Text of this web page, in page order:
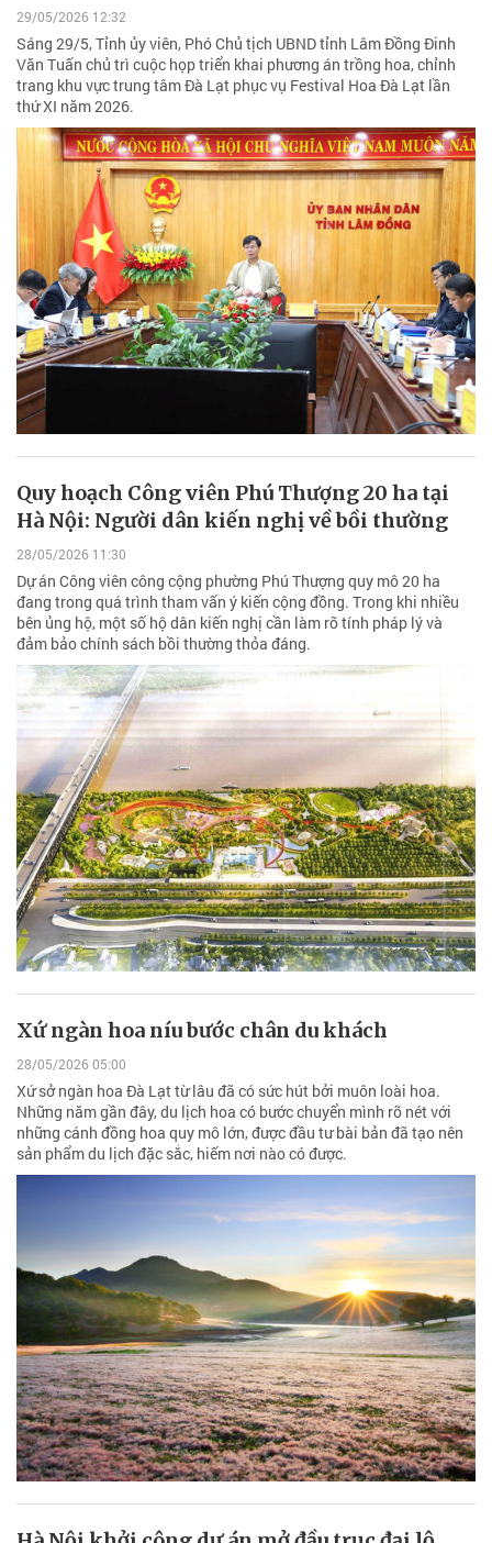
29/05/2026 12:32
Sáng 29/5, Tỉnh ủy viên, Phó Chủ tịch UBND tỉnh Lâm Đồng Đinh
Văn Tuấn chủ trì cuộc họp triển khai phương án trồng hoa, chỉnh
trang khu vực trung tâm Đà Lạt phục vụ Festival Hoa Đà Lạt lần
thứ XI năm 2026.
Quy hoạch Công viên Phú Thượng 20 ha tại
Hà Nội: Người dân kiến nghị về bồi thường
28/05/2026 11:30
Dự án Công viên công cộng phường Phú Thượng quy mô 20 ha
đang trong quá trình tham vấn ý kiến cộng đồng. Trong khi nhiều
bên ủng hộ, một số hộ dân kiến nghị cần làm rõ tính pháp lý và
đảm bảo chính sách bồi thường thỏa đáng.
Xứ ngàn hoa níu bước chân du khách
28/05/2026 05:00
Xứ sở ngàn hoa Đà Lạt từ lâu đã có sức hút bởi muôn loài hoa.
Những năm gần đây, du lịch hoa có bước chuyển mình rõ nét với
những cánh đồng hoa quy mô lớn, được đầu tư bài bản đã tạo nên
sản phẩm du lịch đặc sắc, hiếm nơi nào có được.